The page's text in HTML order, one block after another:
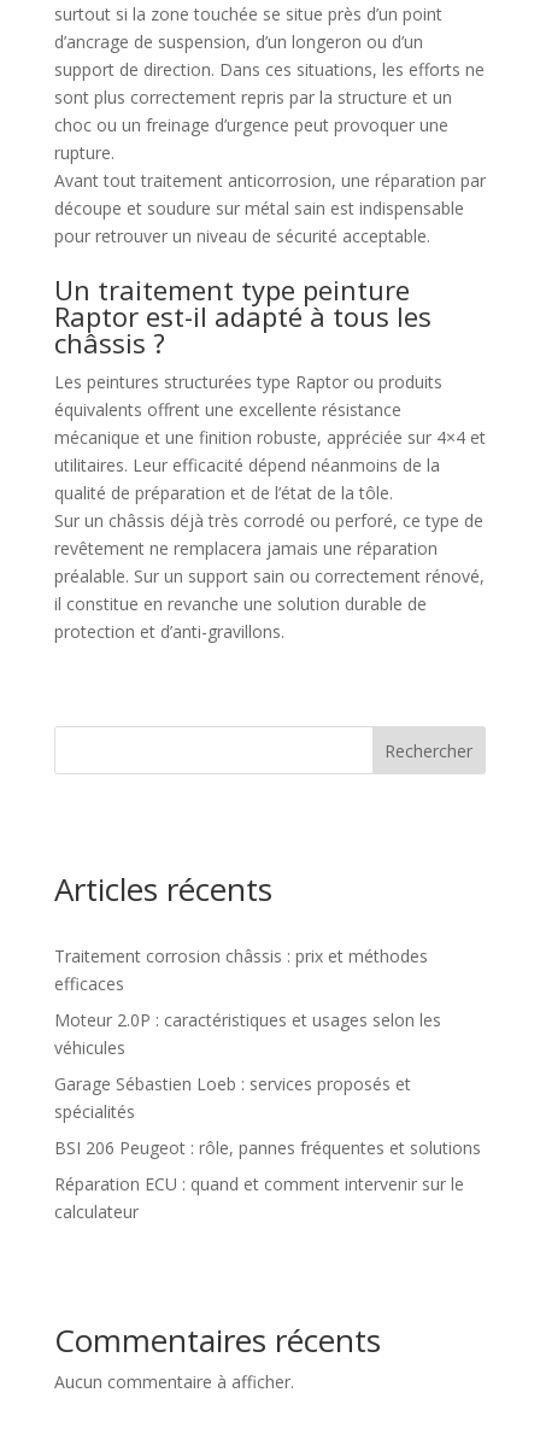
surtout si la zone touchée se situe près d’un point
d’ancrage de suspension, d’un longeron ou d’un
support de direction. Dans ces situations, les efforts ne
sont plus correctement repris par la structure et un
choc ou un freinage d’urgence peut provoquer une
rupture.
Avant tout traitement anticorrosion, une réparation par
découpe et soudure sur métal sain est indispensable
pour retrouver un niveau de sécurité acceptable.
Un traitement type peinture
Raptor est-il adapté à tous les
châssis ?
Les peintures structurées type Raptor ou produits
équivalents offrent une excellente résistance
mécanique et une finition robuste, appréciée sur 4×4 et
utilitaires. Leur efficacité dépend néanmoins de la
qualité de préparation et de l’état de la tôle.
Sur un châssis déjà très corrodé ou perforé, ce type de
revêtement ne remplacera jamais une réparation
préalable. Sur un support sain ou correctement rénové,
il constitue en revanche une solution durable de
protection et d’anti-gravillons.
Rechercher
Articles récents
Traitement corrosion châssis : prix et méthodes
efficaces
Moteur 2.0P : caractéristiques et usages selon les
véhicules
Garage Sébastien Loeb : services proposés et
spécialités
BSI 206 Peugeot : rôle, pannes fréquentes et solutions
Réparation ECU : quand et comment intervenir sur le
calculateur
Commentaires récents
Aucun commentaire à afficher.